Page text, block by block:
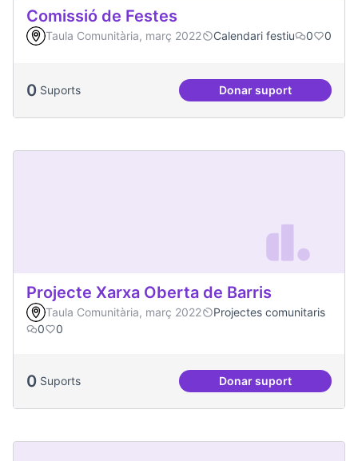
Comissió de Festes
Taula Comunitària, març 2022 Calendari festiu 0 0
0 Suports Donar suport
Comissió de
Projecte Xarxa Oberta de Barris
Taula Comunitària, març 2022
Projectes comunitaris
0
0
0 Suports Donar suportProjecte Xarxa